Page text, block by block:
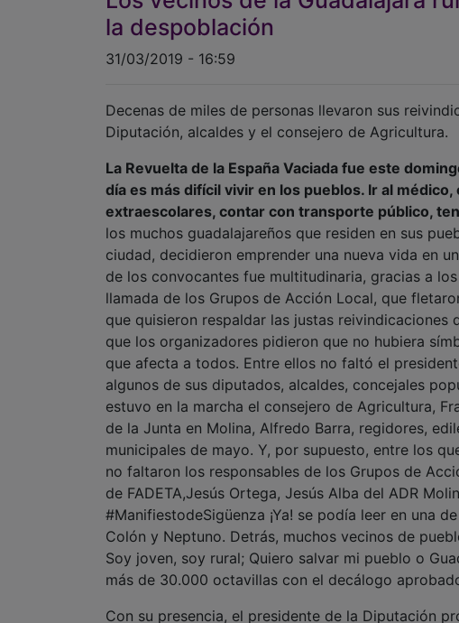
Decenas de miles de personas llevaron sus
Diputación, alcaldes y el consejero de Agricultura.
día es más difícil vivir en los pueblos. Ir al
extraescolares, contar con transporte público,
los muchos guadalajareños que residen en sus
ciudad, decidieron emprender una nueva vida en
de los convocantes fue multitudinaria, gracias a
llamada de los Grupos de Acción Local, que
que quisieron respaldar las justas reivindicaciones
que los organizadores pidieron que no hubiera
que afecta a todos. Entre ellos no faltó el
algunos de sus diputados, alcaldes, concejales
estuvo en la marcha el consejero de Agricultura,
de la Junta en Molina, Alfredo Barra, regidores,
municipales de mayo. Y, por supuesto, entre los
no faltaron los responsables de los Grupos de
de FADETA,Jesús Ortega, Jesús Alba del ADR
#ManifiestodeSigüenza ¡Ya! se podía leer en una
Colón y Neptuno. Detrás, muchos vecinos de
Soy joven, soy rural; Quiero salvar mi pueblo o
más de 30.000 octavillas con el decálogo
Con su presencia, el presidente de la Diputación
Guadalajara, especialmente a los más pequeños,
quedando sin gente”. Asimismo, se quiso dejar
“herramienta fundamental” para poder aportar y